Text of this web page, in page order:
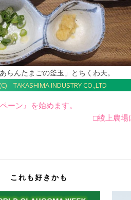
らんたまごの釜玉」とちくわ天。
TAKASHIMA INDUSTRY CO.,LTD
ーン』を始めます。
□綾上農場
これも好きかも